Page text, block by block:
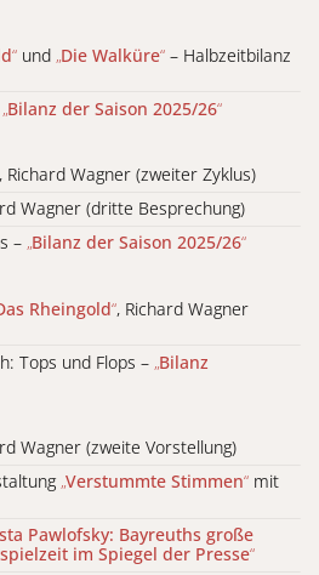
“ und „Die Walküre“ – Halbzeitbilanz
„Bilanz der Saison 2025/26“
, Richard Wagner (zweiter Zyklus)
Wagner (dritte Besprechung)
– „Bilanz der Saison 2025/26“
Rheingold“, Richard Wagner
Tops und Flops – „Bilanz
Wagner (zweite Vorstellung)
„Verstummte Stimmen“ mit
Pawlofsky: Bayreuths große
im Spiegel der Presse“